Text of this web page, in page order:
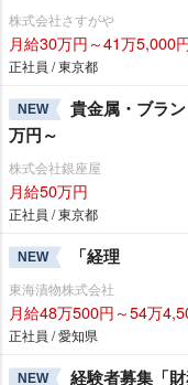
株式会社さすが
月給30万円～41万5,000
正社員 / 東京都
NEW
貴金属・ブラ
万円～
株式会社銀座屋
月給50万円
正社員 / 東京都
NEW 「経理
東海漬物株式会社
月給48万500円～54万
正社員 / 愛知県
NEW 経験者募集「